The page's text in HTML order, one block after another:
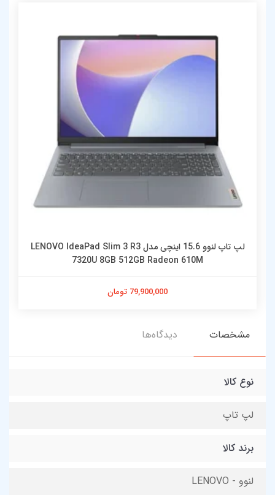
لپ تاپ لنوو 15.6 اینچی مدل LENOVO IdeaPad Slim 3 R3
7320U 8GB 512GB Radeon 610M
79,900,000 تومان
مشخصات دیدگاه‌ها
نوع کالا
لپ تاپ
برند کالا
لنوو - LENOVO